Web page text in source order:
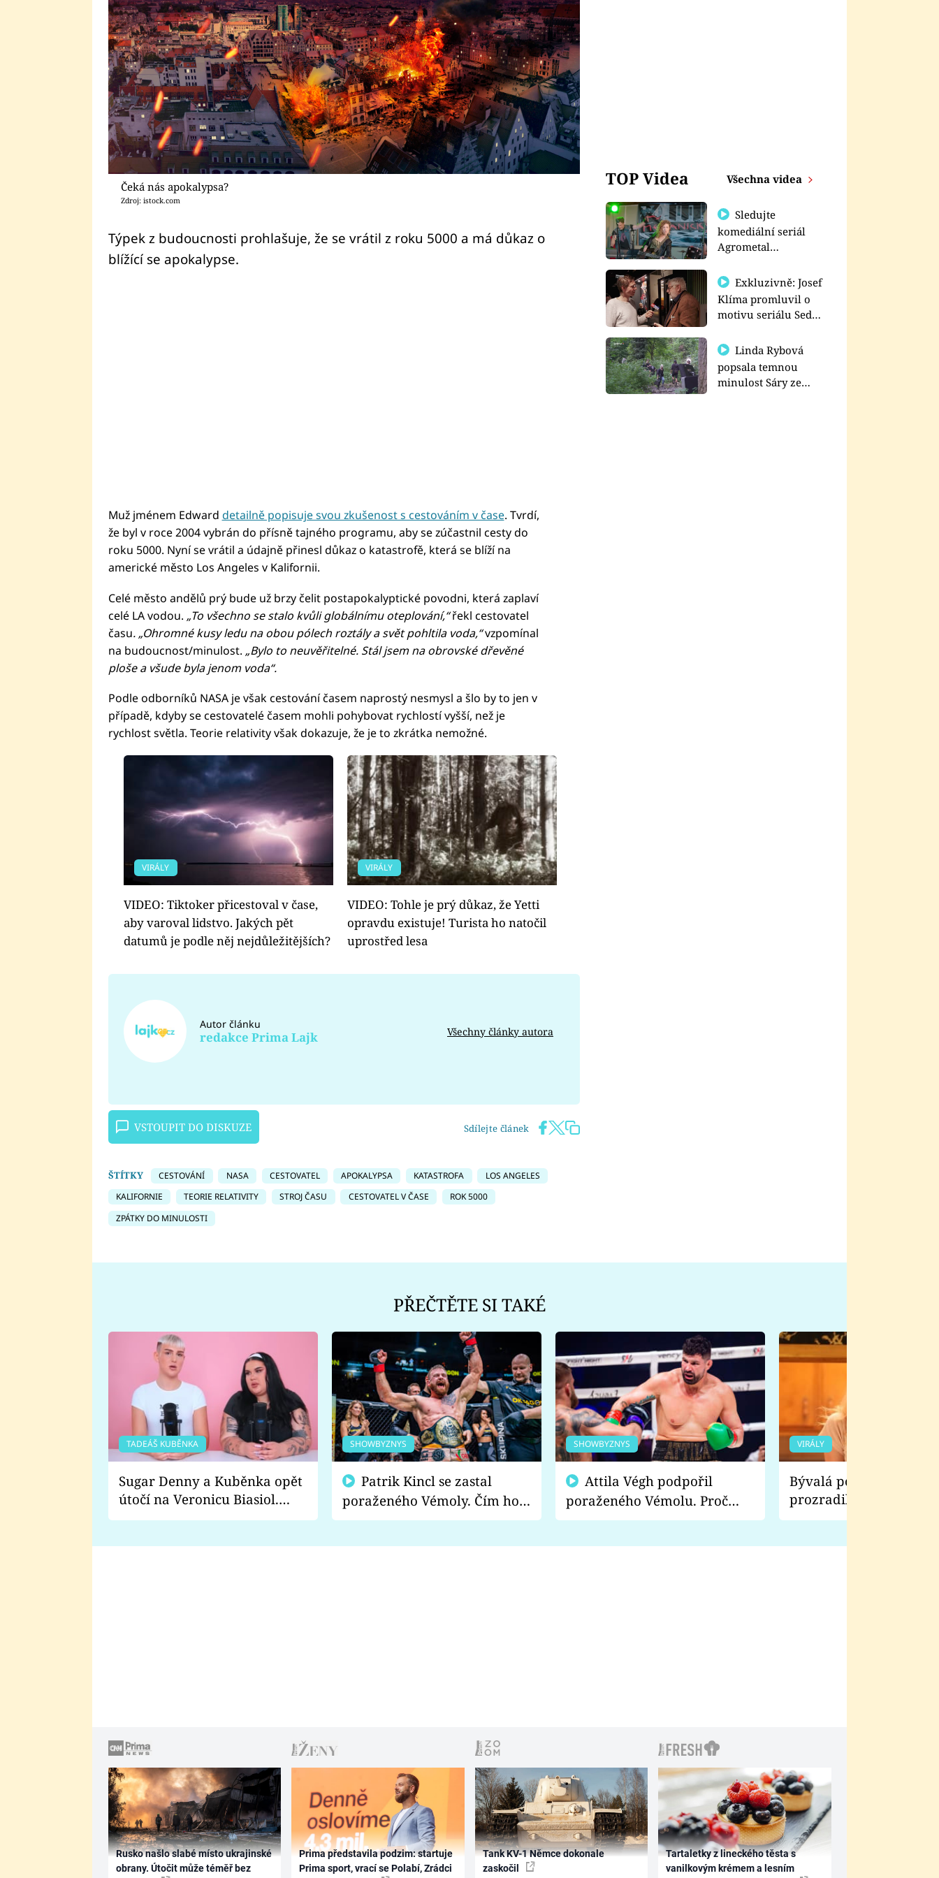
Čeká nás apokalypsa?
Zdroj: istock.com
Týpek z budoucnosti prohlašuje, že se vrátil z roku 5000 a má důkaz o
blížící se apokalypse.
Muž jménem Edward detailně popisuje svou zkušenost s cestováním v čase. Tvrdí,
že byl v roce 2004 vybrán do přísně tajného programu, aby se zúčastnil cesty do
roku 5000. Nyní se vrátil a údajně přinesl důkaz o katastrofě, která se blíží na
americké město Los Angeles v Kalifornii.
Celé město andělů prý bude už brzy čelit postapokalyptické povodni, která zaplaví
celé LA vodou. „To všechno se stalo kvůli globálnímu oteplování,“řekl cestovatel
času. „Ohromné kusy ledu na obou pólech roztály a svět pohltila voda,“vzpomínal
na budoucnost/minulost. „Bylo to neuvěřitelné. Stál jsem na obrovské dřevěné
ploše a všude byla jenom voda“.
Podle odborníků NASA je však cestování časem naprostý nesmysl a šlo by to jen v
případě, kdyby se cestovatelé časem mohli pohybovat rychlostí vyšší, než je
rychlost světla. Teorie relativity však dokazuje, že je to zkrátka nemožné.
VIRÁLY
VIDEO: Tiktoker přicestoval v čase,
aby varoval lidstvo. Jakých pět
datumů je podle něj nejdůležitějších?
VIRÁLY
VIDEO: Tohle je prý důkaz, že Yetti
opravdu existuje! Turista ho natočil
uprostřed lesa
Autor článku
redakce Prima Lajk Všechny články autora
VSTOUPIT DO DISKUZE Sdílejte článek
ŠTÍTKY CESTOVÁNÍ NASA CESTOVATEL APOKALYPSA KATASTROFA
LOS ANGELES
KALIFORNIE
TEORIE RELATIVITY STROJ ČASU CESTOVATEL V ČASE
ROK 5000
ZPÁTKY DO MINULOSTI
TOP Videa Všechna videa
Sledujte
komediální seriál
Agrometal
prima+
Exkluzivně: Josef
Klíma promluvil o
motivu seriálu Sedm
Linda Rybová
popsala temnou
minulost Sáry ze
PŘEČTĚTE SI TAKÉ
TADEÁŠ KUBĚNKA
Sugar Denny a Kuběnka opět
útočí na Veronicu Biasiol.
Proč je podle nich falešná a
SHOWBYZNYS
poraženého Vémoly. Čím ho
fanoušci naštvali?
SHOWBYZNYS
poraženého Vémolu. Proč
chce raději zápasit s ním než
VIRÁLY
Bývalá pornoherečka
prozradila, co ji
natáčení Euforie.
Rusko našlo slabé místo ukrajinské
obrany. Útočit může téměř bez
Prima představila podzim: startuje
Prima sport, vrací se Polabí, Zrádci
Tank KV-1 Němce dokonale
zaskočil
Tartaletky z lineckého těsta s
vanilkovým krémem a lesním